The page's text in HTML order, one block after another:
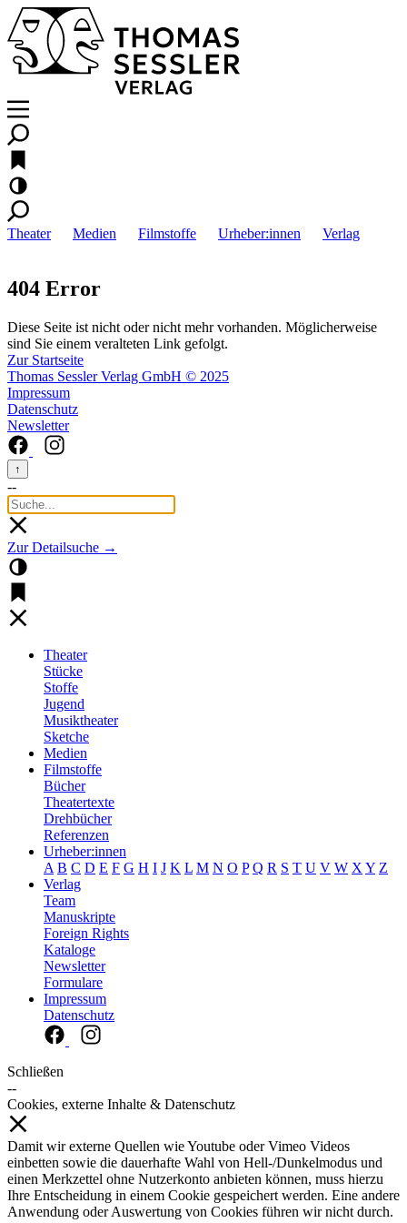
Theater Medien Filmstoffe Urheber:innen Verlag
404 Error
Diese Seite ist nicht oder nicht mehr vorhanden. Möglicherweise
sind Sie einem veralteten Link gefolgt.
Zur Startseite
Thomas Sessler Verlag GmbH © 2025
Impressum
Datenschutz
Newsletter
↑
--
Zur Detailsuche →
Theater
Stücke
Stoffe
Jugend
Musiktheater
Sketche
Medien
Filmstoffe
Bücher
Theatertexte
Drehbücher
Referenzen
Urheber:innen
A B C D E F G H I J K L M N O P Q R S T U V W X Y Z
Verlag
Team
Manuskripte
Foreign Rights
Kataloge
Newsletter
Formulare
Impressum
Datenschutz
Schließen
--
Cookies, externe Inhalte & Datenschutz
Damit wir externe Quellen wie Youtube oder Vimeo Videos
einbetten sowie die dauerhafte Wahl von Hell-/Dunkelmodus und
einen Merkzettel ohne Nutzerkonto anbieten können, muss hierzu
Ihre Entscheidung in einem Cookie gespeichert werden. Eine andere
Anwendung oder Auswertung von Cookies führen wir nicht durch.